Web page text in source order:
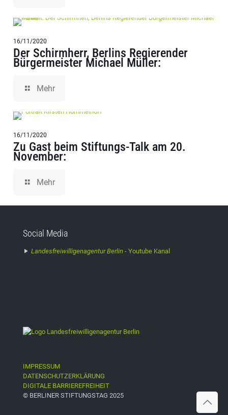
16/11/2020
Der Schirmherr, Berlins Regierender
Bürgermeister Michael Müller:
Mehr
16/11/2020
Zu Gast beim Stiftungs-Talk am 20.
November:
Mehr
Social Media
Landesfreiwilligenagentur Berlin - Youtube Kanal
IMPRESSUM
DATENSCHUTZERKLÄRUNG
DIGITALE BARRIEREFREIHEIT
© BERLINER STIFTUNGSTAG 2025